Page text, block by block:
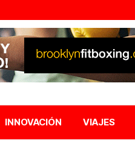
INNOVACIÓN VIAJES